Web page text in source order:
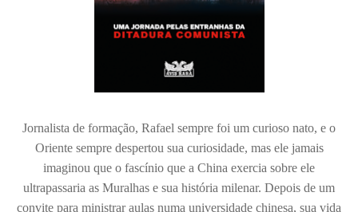
Jornalista de formação, Rafael sempre foi um curioso nato, e o
Oriente sempre despertou sua curiosidade, mas ele jamais
imaginou que o fascínio que a China exercia sobre ele
ultrapassaria as Muralhas e sua história milenar. Depois de um
convite para ministrar aulas numa universidade chinesa, sua vida